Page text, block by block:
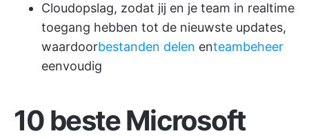
Cloudopslag, zodat jij en je team in realtime
toegang hebben tot de nieuwste updates,
waardoorbestanden delen enteambeheer
eenvoudig
10 beste Microsoft